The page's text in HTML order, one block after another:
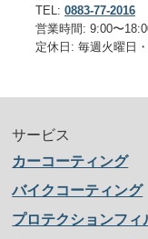
TEL: 0883-77-2016
営業時間: 9:00〜
定休日: 毎週火曜日
サービス
カーコーティング
バイクコーティング
プロテクションフィ